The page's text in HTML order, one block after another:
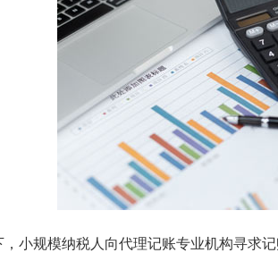
小规模纳税人向代理记账专业机构寻求